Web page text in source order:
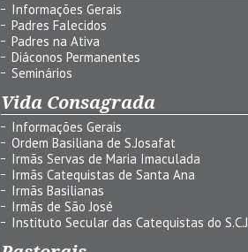
Informações Gerais
Padres Falecidos
Padres na Ativa
Diáconos Permanentes
Seminários
Vida Consagrada
Informações Gerais
Ordem Basiliana de S.Josafat
Irmãs Servas de Maria Imaculada
Irmãs Catequistas de Santa Ana
Irmãs Basilianas
Irmãs de São José
Instituto Secular das Catequistas do S.C.J